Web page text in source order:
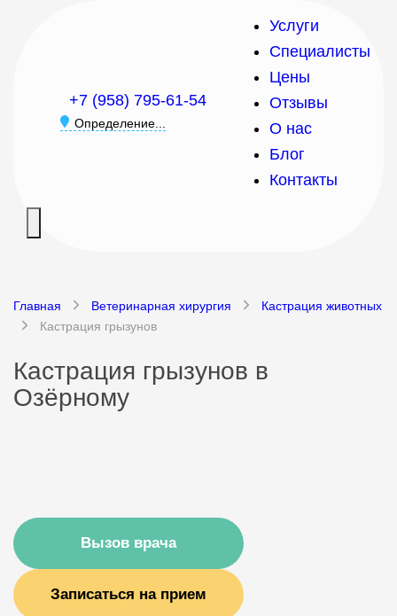
Услуги
Специалисты
Цены
Отзывы
О нас
Блог
Контакты
+7 (958) 795-61-54
Определение...
Главная Ветеринарная хирургия
Кастрация животных
Кастрация грызунов
Кастрация грызунов в
Озёрному
Вызов врача
Записаться на прием